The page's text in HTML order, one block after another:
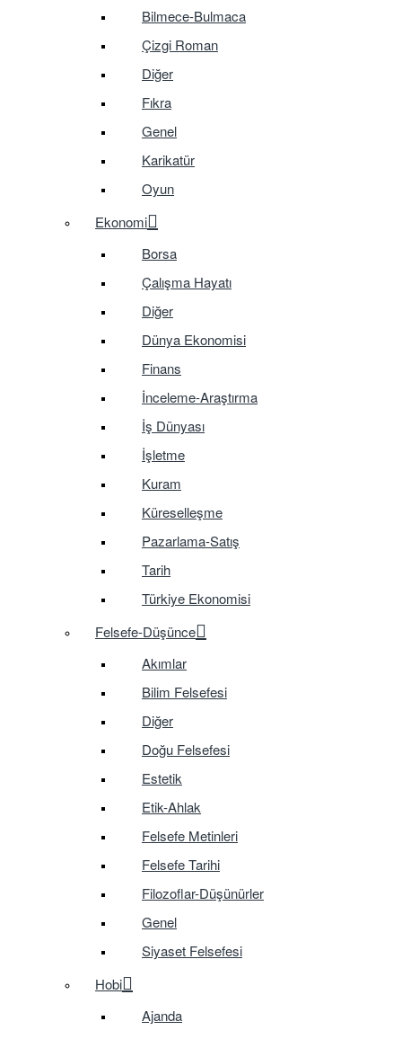
Bilmece-Bulmaca
Çizgi Roman
Diğer
Fıkra
Genel
Karikatür
Oyun
Ekonomi
Borsa
Çalışma Hayatı
Diğer
Dünya Ekonomisi
Finans
İnceleme-Araştırma
İş Dünyası
İşletme
Kuram
Küreselleşme
Pazarlama-Satış
Tarih
Türkiye Ekonomisi
Felsefe-Düşünce
Akımlar
Bilim Felsefesi
Diğer
Doğu Felsefesi
Estetik
Etik-Ahlak
Felsefe Metinleri
Felsefe Tarihi
Filozoflar-Düşünürler
Genel
Siyaset Felsefesi
Hobi
Ajanda